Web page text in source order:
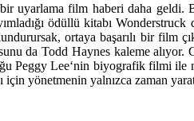
uyarlama film haberi daha geldi.
ödüllü kitabıWonderstruck
ortaya başarılı bir
daTodd Hayneskaleme alıyor.
Peggy Lee‘nin biyografik filmi ile
için yönetmenin yalnızca zaman